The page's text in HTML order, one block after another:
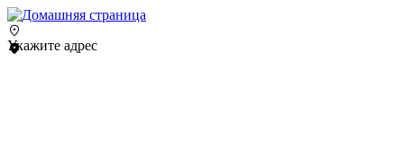
Укажите адрес